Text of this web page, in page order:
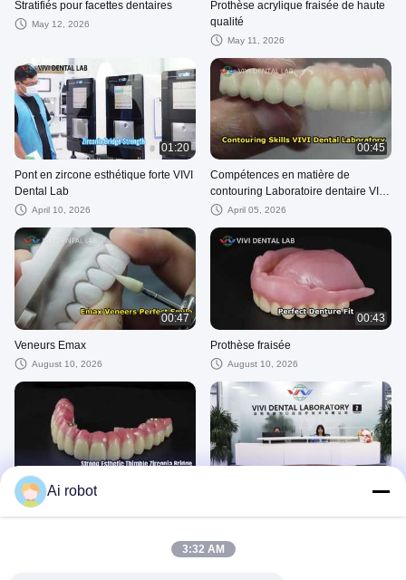
Stratifiés pour facettes dentaires
May 12, 2026
Prothèse acrylique fraisée de haute
qualité
May 11, 2026
01:20
Pont en zircone esthétique forte VIVI
Dental Lab
April 10, 2026
00:45
Compétences en matière de
contouring Laboratoire dentaire VIVI
ChineApril 05, 2026
00:47
Veneurs Emax
August 10, 2026
00:43
Prothèse fraisée
August 10, 2026
Pont en zircone dé à coudre
August 10, 2026
courte durée)2
Ai robot
3:32 AM